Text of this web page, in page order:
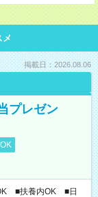
掲載日：2026.08.06
プレゼン
■扶養内OK ■日